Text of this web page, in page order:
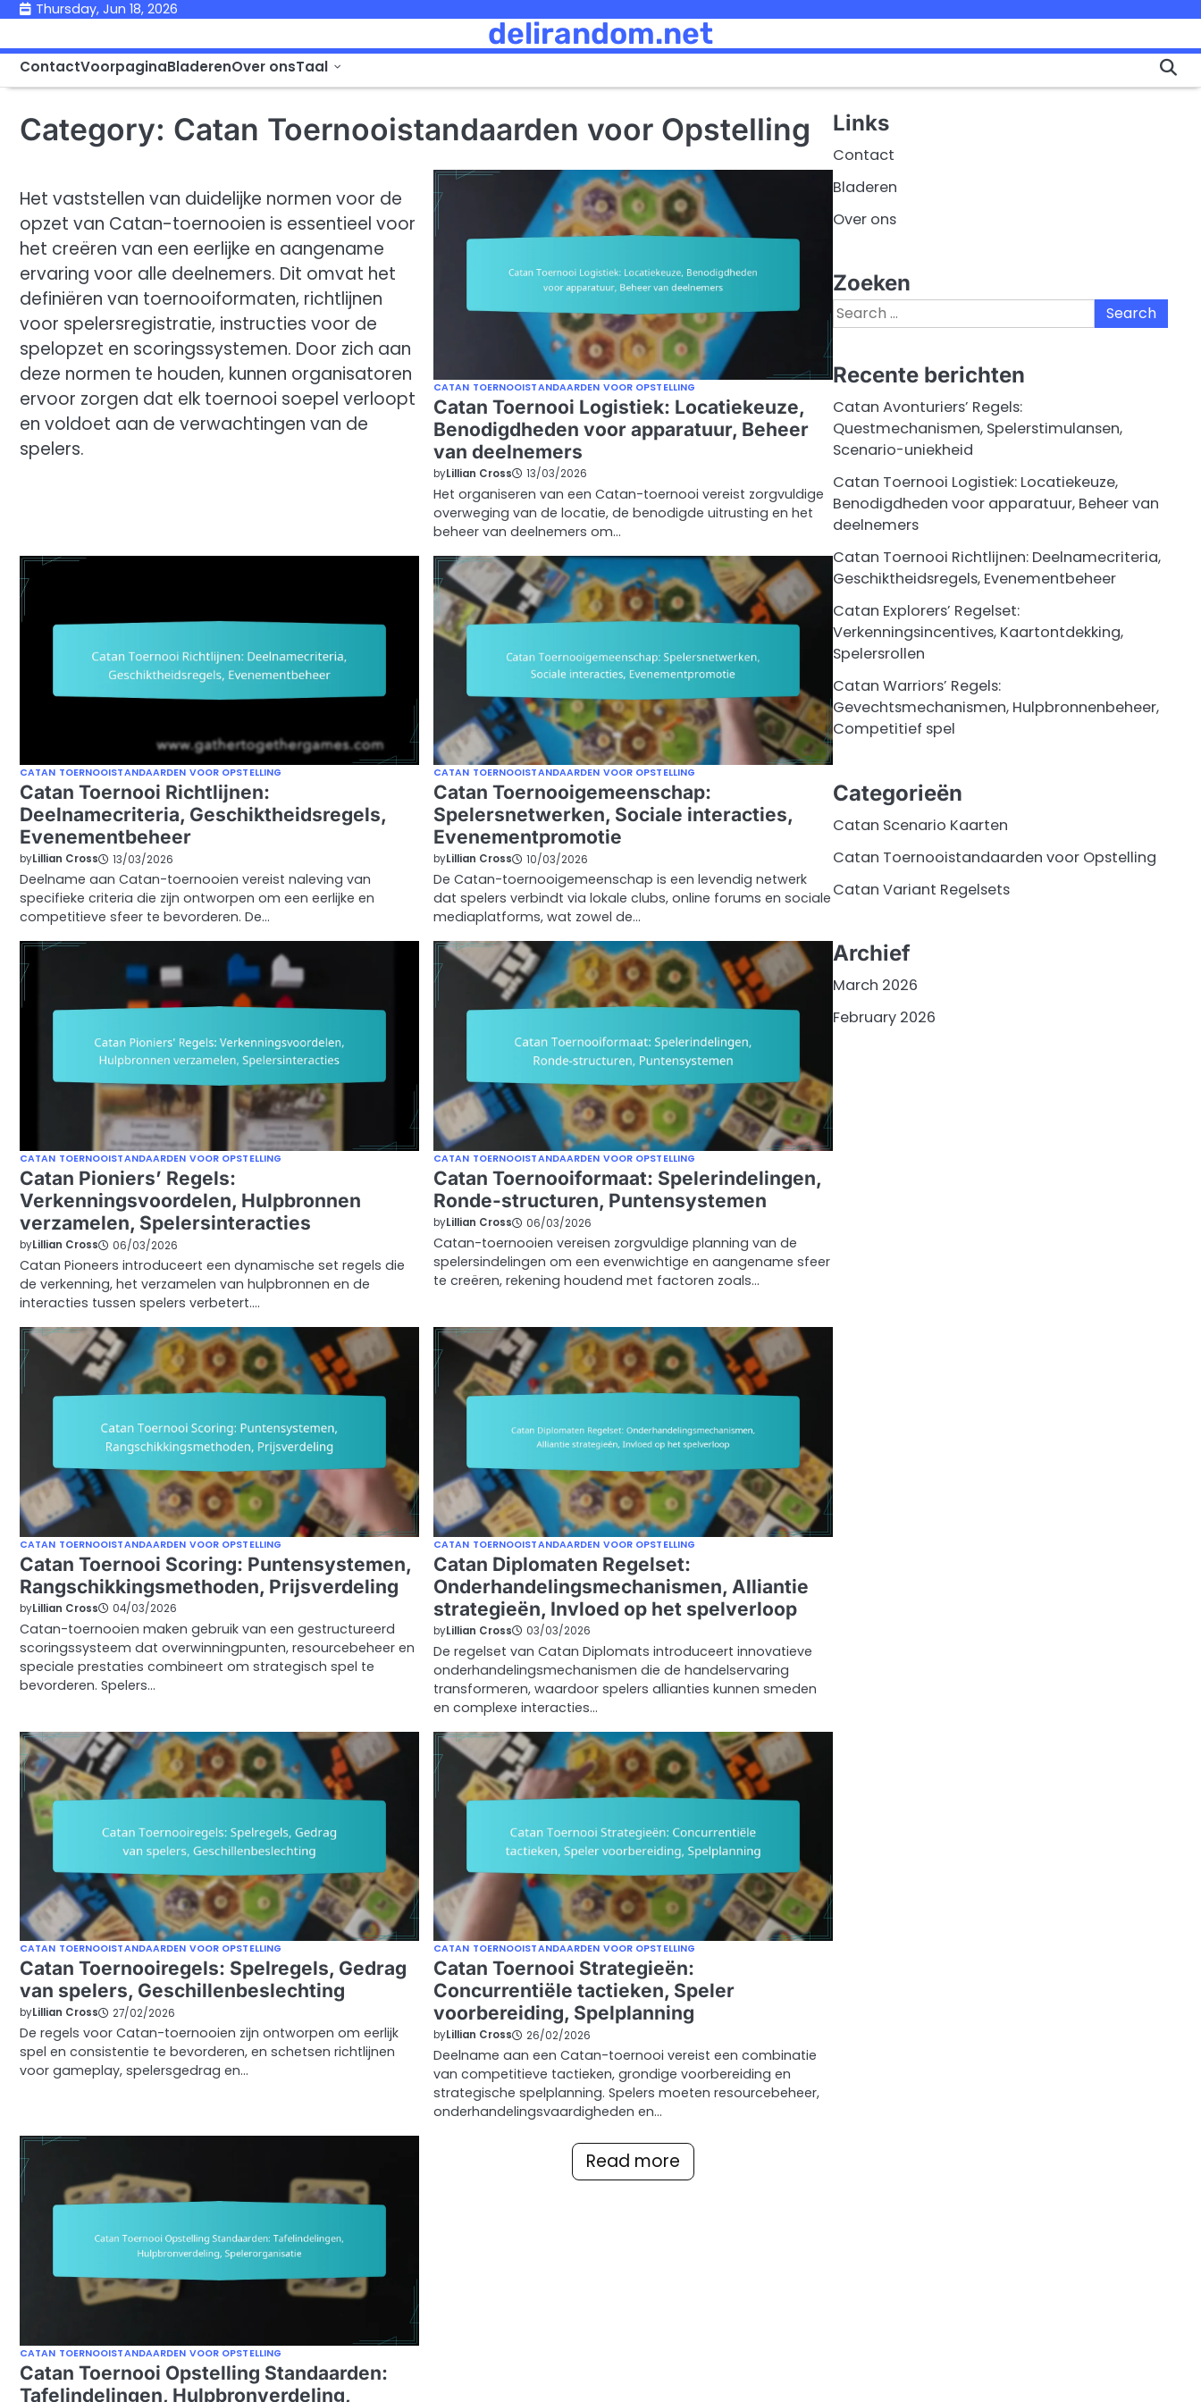
Skip
content
Thursday, Jun 18, 2026
delirandom.net
ContactVoorpaginaBladerenOver onsTaal
Category: Catan Toernooistandaarden voor Opstelling
Het vaststellen van duidelijke normen voor de
opzet van Catan-toernooien is essentieel voor
het creëren van een eerlijke en aangename
ervaring voor alle deelnemers. Dit omvat het
definiëren van toernooiformaten, richtlijnen
voor spelersregistratie, instructies voor de
spelopzet en scoringssystemen. Door zich aan
deze normen te houden, kunnen organisatoren
ervoor zorgen dat elk toernooi soepel verloopt
en voldoet aan de verwachtingen van de
spelers.
CATAN TOERNOOISTANDAARDEN VOOR OPSTELLING
Catan Toernooi Logistiek: Locatiekeuze,
Benodigdheden voor apparatuur, Beheer
van deelnemers
byLillian Cross 13/03/2026
Het organiseren van een Catan-toernooi vereist zorgvuldige
overweging van de locatie, de benodigde uitrusting en het
beheer van deelnemers om…
CATAN TOERNOOISTANDAARDEN VOOR OPSTELLING
Catan Toernooi Richtlijnen:
Deelnamecriteria, Geschiktheidsregels,
Evenementbeheer
byLillian Cross 13/03/2026
Deelname aan Catan-toernooien vereist naleving van
specifieke criteria die zijn ontworpen om een eerlijke en
competitieve sfeer te bevorderen. De…
CATAN TOERNOOISTANDAARDEN VOOR OPSTELLING
Catan Toernooigemeenschap:
Spelersnetwerken, Sociale interacties,
Evenementpromotie
byLillian Cross 10/03/2026
De Catan-toernooigemeenschap is een levendig netwerk
dat spelers verbindt via lokale clubs, online forums en sociale
mediaplatforms, wat zowel de…
CATAN TOERNOOISTANDAARDEN VOOR OPSTELLING
Catan Pioniers’ Regels:
Verkenningsvoordelen, Hulpbronnen
verzamelen, Spelersinteracties
byLillian Cross 06/03/2026
Catan Pioneers introduceert een dynamische set regels die
de verkenning, het verzamelen van hulpbronnen en de
interacties tussen spelers verbetert.…
CATAN TOERNOOISTANDAARDEN VOOR OPSTELLING
Catan Toernooiformaat: Spelerindelingen,
Ronde-structuren, Puntensystemen
byLillian Cross 06/03/2026
Catan-toernooien vereisen zorgvuldige planning van de
spelersindelingen om een evenwichtige en aangename sfeer
te creëren, rekening houdend met factoren zoals…
CATAN TOERNOOISTANDAARDEN VOOR OPSTELLING
Catan Toernooi Scoring: Puntensystemen,
Rangschikkingsmethoden, Prijsverdeling
byLillian Cross 04/03/2026
Catan-toernooien maken gebruik van een gestructureerd
scoringssysteem dat overwinningpunten, resourcebeheer en
speciale prestaties combineert om strategisch spel te
bevorderen. Spelers…
CATAN TOERNOOISTANDAARDEN VOOR OPSTELLING
Catan Diplomaten Regelset:
Onderhandelingsmechanismen, Alliantie
strategieën, Invloed op het spelverloop
byLillian Cross 03/03/2026
De regelset van Catan Diplomats introduceert innovatieve
onderhandelingsmechanismen die de handelservaring
transformeren, waardoor spelers allianties kunnen smeden
en complexe interacties…
CATAN TOERNOOISTANDAARDEN VOOR OPSTELLING
Catan Toernooiregels: Spelregels, Gedrag
van spelers, Geschillenbeslechting
byLillian Cross 27/02/2026
De regels voor Catan-toernooien zijn ontworpen om eerlijk
spel en consistentie te bevorderen, en schetsen richtlijnen
voor gameplay, spelersgedrag en…
CATAN TOERNOOISTANDAARDEN VOOR OPSTELLING
Catan Toernooi Strategieën:
Concurrentiële tactieken, Speler
voorbereiding, Spelplanning
byLillian Cross 26/02/2026
Deelname aan een Catan-toernooi vereist een combinatie
van competitieve tactieken, grondige voorbereiding en
strategische spelplanning. Spelers moeten resourcebeheer,
onderhandelingsvaardigheden en…
CATAN TOERNOOISTANDAARDEN VOOR OPSTELLING
Catan Toernooi Opstelling Standaarden:
Tafelindelingen, Hulpbronverdeling,
Read more
Links
Contact
Bladeren
Over ons
Zoeken
Search
for:
Recente berichten
Catan Avonturiers’ Regels:
Questmechanismen, Spelerstimulansen,
Scenario-uniekheid
Catan Toernooi Logistiek: Locatiekeuze,
Benodigdheden voor apparatuur, Beheer van
deelnemers
Catan Toernooi Richtlijnen: Deelnamecriteria,
Geschiktheidsregels, Evenementbeheer
Catan Explorers’ Regelset:
Verkenningsincentives, Kaartontdekking,
Spelersrollen
Catan Warriors’ Regels:
Gevechtsmechanismen, Hulpbronnenbeheer,
Competitief spel
Categorieën
Catan Scenario Kaarten
Catan Toernooistandaarden voor Opstelling
Catan Variant Regelsets
Archief
March 2026
February 2026